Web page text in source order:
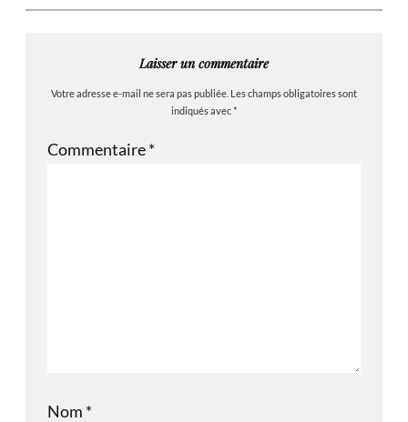
Laisser un commentaire
Votre adresse e-mail ne sera pas publiée. Les champs obligatoires sont
indiqués avec*
Commentaire*
Nom *